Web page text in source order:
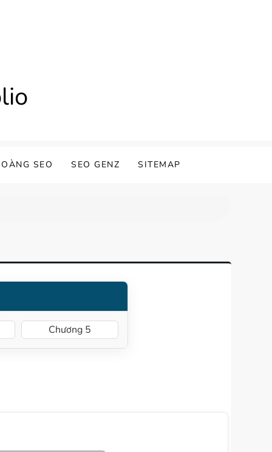
SEO SEO GENZ SITEMAP
Chương 5